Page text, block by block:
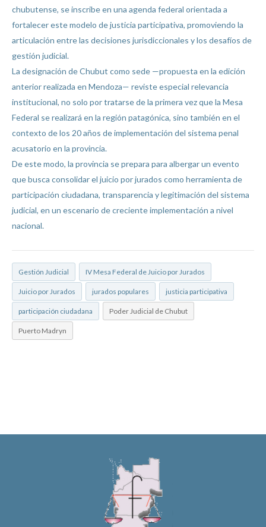
chubutense, se inscribe en una agenda federal orientada a
fortalecer este modelo de justicia participativa, promoviendo la
articulación entre las decisiones jurisdiccionales y los desafíos de
gestión judicial.
La designación de Chubut como sede —propuesta en la edición
anterior realizada en Mendoza— reviste especial relevancia
institucional, no solo por tratarse de la primera vez que la Mesa
Federal se realizará en la región patagónica, sino también en el
contexto de los 20 años de implementación del sistema penal
acusatorio en la provincia.
De este modo, la provincia se prepara para albergar un evento
que busca consolidar el juicio por jurados como herramienta de
participación ciudadana, transparencia y legitimación del sistema
judicial, en un escenario de creciente implementación a nivel
nacional.
Gestión Judicial IV Mesa Federal de Juicio por Jurados
Juicio por Jurados jurados populares justicia participativa
participación ciudadana Poder Judicial de Chubut
Puerto Madryn